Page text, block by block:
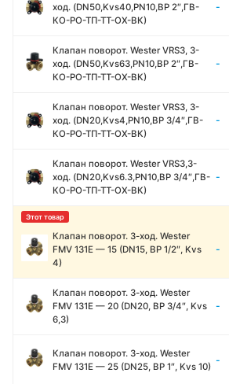
ход. (DN50,Kvs40,PN10,ВР 2″,ГВ-
КО-РО-ТП-ТТ-ОХ-ВК)
-
Клапан поворот. Wester VRS3, 3-
ход. (DN50,Kvs63,PN10,ВР 2″,ГВ-
КО-РО-ТП-ТТ-ОХ-ВК)
-
Клапан поворот. Wester VRS3, 3-
ход. (DN20,Kvs4,PN10,ВР 3/4″,ГВ-
КО-РО-ТП-ТТ-ОХ-ВК)
-
Клапан поворот. Wester VRS3,3-
ход. (DN20,Kvs6.3,PN10,ВР 3/4″,ГВ-
КО-РО-ТП-ТТ-ОХ-ВК)
-
Клапан поворот. 3-ход. Wester
FMV 131E — 15 (DN15, ВР 1/2″, Kvs
4)
-
Клапан поворот. 3-ход. Wester
FMV 131E — 20 (DN20, ВР 3/4″, Kvs
6,3)
-
Клапан поворот. 3-ход. Wester
FMV 131E — 25 (DN25, ВР 1″, Kvs 10)
-